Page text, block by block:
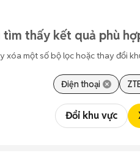
tìm thấy kết quả phù
xóa một số bộ lọc hoặc thay đổi
Điện thoại
Đổi khu vực